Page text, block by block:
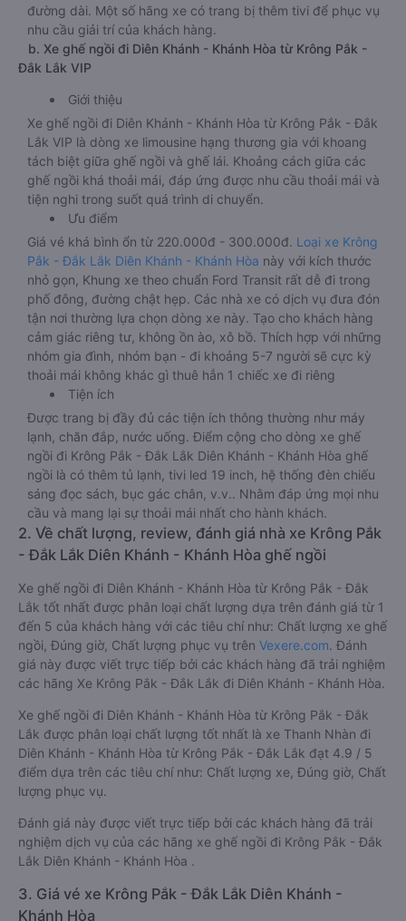
đường dài. Một số hãng xe có trang bị thêm tivi để phục vụ
nhu cầu giải trí của khách hàng.
b. Xe ghế ngồi đi Diên Khánh - Khánh Hòa từ Krông Pắk -
Đắk Lắk VIP
Giới thiệu
Xe ghế ngồi đi Diên Khánh - Khánh Hòa từ Krông Pắk - Đắk
Lắk VIP là dòng xe limousine hạng thương gia với khoang
tách biệt giữa ghế ngồi và ghế lái. Khoảng cách giữa các
ghế ngồi khá thoải mái, đáp ứng được nhu cầu thoải mái và
tiện nghi trong suốt quá trình di chuyển.
Ưu điểm
Giá vé khá bình ổn từ 220.000đ - 300.000đ. Loại xe Krông
Pắk - Đắk Lắk Diên Khánh - Khánh Hòa này với kích thước
nhỏ gọn, Khung xe theo chuẩn Ford Transit rất dễ đi trong
phố đông, đường chật hẹp. Các nhà xe có dịch vụ đưa đón
tận nơi thường lựa chọn dòng xe này. Tạo cho khách hàng
cảm giác riêng tư, không ồn ào, xô bồ. Thích hợp với những
nhóm gia đình, nhóm bạn - đi khoảng 5-7 người sẽ cực kỳ
thoải mái không khác gì thuê hẳn 1 chiếc xe đi riêng
Tiện ích
Được trang bị đầy đủ các tiện ích thông thường như máy
lạnh, chăn đắp, nước uống. Điểm cộng cho dòng xe ghế
ngồi đi Krông Pắk - Đắk Lắk Diên Khánh - Khánh Hòa ghế
ngồi là có thêm tủ lạnh, tivi led 19 inch, hệ thống đèn chiếu
sáng đọc sách, bục gác chân, v.v.. Nhằm đáp ứng mọi nhu
cầu và mang lại sự thoải mái nhất cho hành khách.
2. Về chất lượng, review, đánh giá nhà xe Krông Pắk
- Đắk Lắk Diên Khánh - Khánh Hòa ghế ngồi
Xe ghế ngồi đi Diên Khánh - Khánh Hòa từ Krông Pắk - Đắk
Lắk tốt nhất được phân loại chất lượng dựa trên đánh giá từ 1
đến 5 của khách hàng với các tiêu chí như: Chất lượng xe ghế
ngồi, Đúng giờ, Chất lượng phục vụ trên Vexere.com. Đánh
giá này được viết trực tiếp bởi các khách hàng đã trải nghiệm
các hãng Xe Krông Pắk - Đắk Lắk đi Diên Khánh - Khánh Hòa.
Xe ghế ngồi đi Diên Khánh - Khánh Hòa từ Krông Pắk - Đắk
Lắk được phân loại chất lượng tốt nhất là xe Thanh Nhàn đi
Diên Khánh - Khánh Hòa từ Krông Pắk - Đắk Lắk đạt 4.9 / 5
điểm dựa trên các tiêu chí như: Chất lượng xe, Đúng giờ, Chất
lượng phục vụ.
Đánh giá này được viết trực tiếp bởi các khách hàng đã trải
nghiệm dịch vụ của các hãng xe ghế ngồi đi Krông Pắk - Đắk
Lắk Diên Khánh - Khánh Hòa .
3. Giá vé xe Krông Pắk - Đắk Lắk Diên Khánh -
Khánh Hòa